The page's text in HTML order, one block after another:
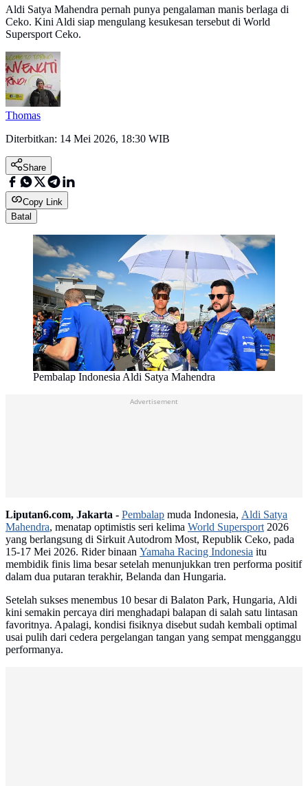
Aldi Satya Mahendra pernah punya pengalaman manis berlaga di
Ceko. Kini Aldi siap mengulang kesukesan tersebut di World
Supersport Ceko.
Thomas
Diterbitkan: 14 Mei 2026, 18:30 WIB
Share
Copy Link
Batal
Pembalap Indonesia Aldi Satya Mahendra
Advertisement
Liputan6.com, Jakarta - Pembalap muda Indonesia, Aldi Satya
Mahendra, menatap optimistis seri kelima World Supersport2026
yang berlangsung di Sirkuit Autodrom Most, Republik Ceko, pada
15-17 Mei 2026. Rider binaan Yamaha Racing Indonesia itu
membidik finis lima besar setelah menunjukkan tren performa positif
dalam dua putaran terakhir, Belanda dan Hungaria.
Setelah sukses menembus 10 besar di Balaton Park, Hungaria, Aldi
kini semakin percaya diri menghadapi balapan di salah satu lintasan
favoritnya. Apalagi, kondisi fisiknya disebut sudah kembali optimal
usai pulih dari cedera pergelangan tangan yang sempat mengganggu
performanya.